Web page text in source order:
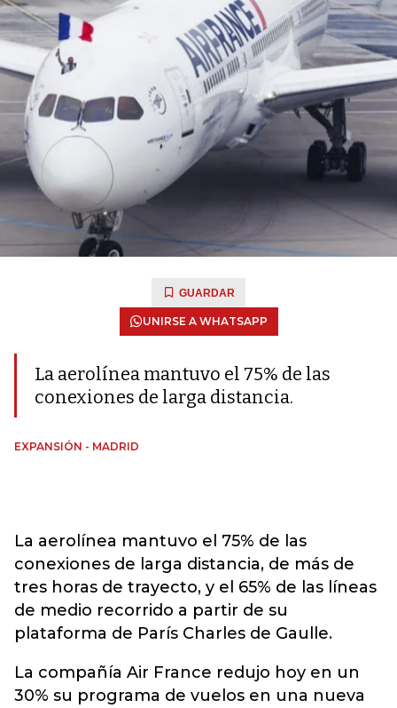
GUARDAR
UNIRSE A WHATSAPP
La aerolínea mantuvo el 75% de las
conexiones de larga distancia.
EXPANSIÓN - MADRID
La aerolínea mantuvo el 75% de las
conexiones de larga distancia, de más de
tres horas de trayecto, y el 65% de las líneas
de medio recorrido a partir de su
plataforma de París Charles de Gaulle.
La compañía Air France redujo hoy en un
30% su programa de vuelos en una nueva